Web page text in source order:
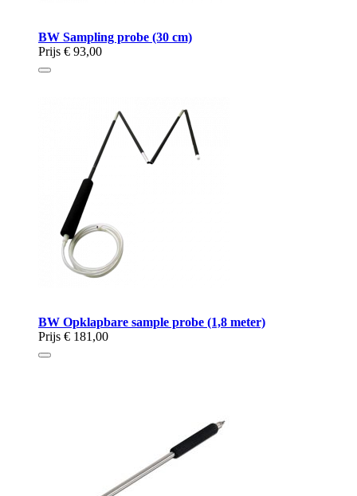
BW Sampling probe (30 cm)
Prijs € 93,00
BW Opklapbare sample probe (1,8 meter)
Prijs € 181,00